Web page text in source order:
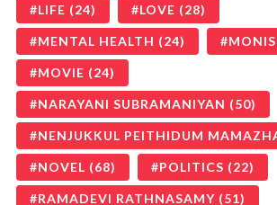
LIFE (24) LOVE (28)
MENTAL HEALTH (24)
MOVIE (24)
NARAYANI SUBRAMANIYAN (50)
NENJUKKUL PEITHIDUM
NOVEL (68) POLITICS (22)
RAMADEVI RATHNASAMY (51)